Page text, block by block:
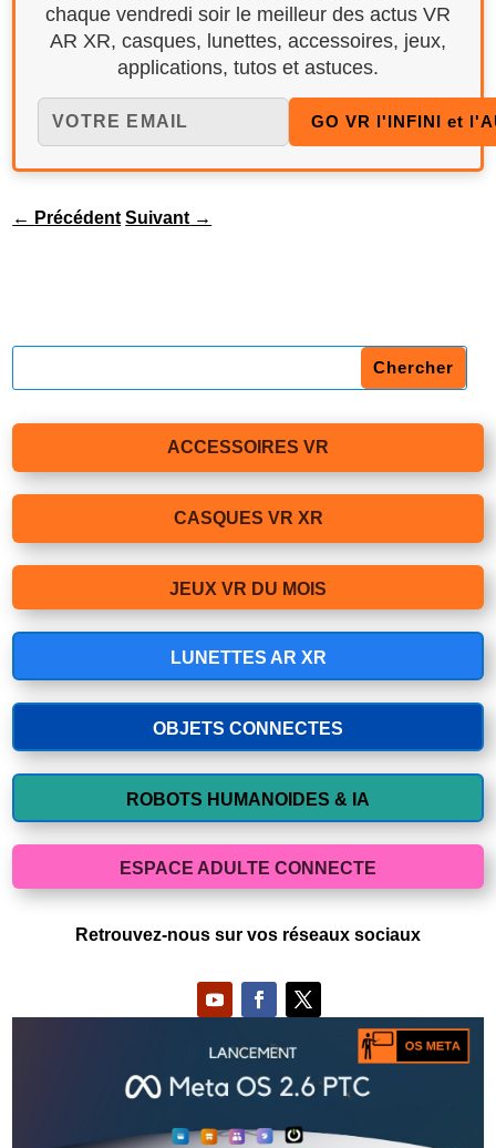
chaque vendredi soir le meilleur des actus VR
AR XR, casques, lunettes, accessoires, jeux,
applications, tutos et astuces.
← Précédent Suivant →
ACCESSOIRES VR
CASQUES VR XR
JEUX VR DU MOIS
LUNETTES AR XR
OBJETS CONNECTES
ROBOTS HUMANOIDES & IA
ESPACE ADULTE CONNECTE
Retrouvez-nous sur vos réseaux sociaux